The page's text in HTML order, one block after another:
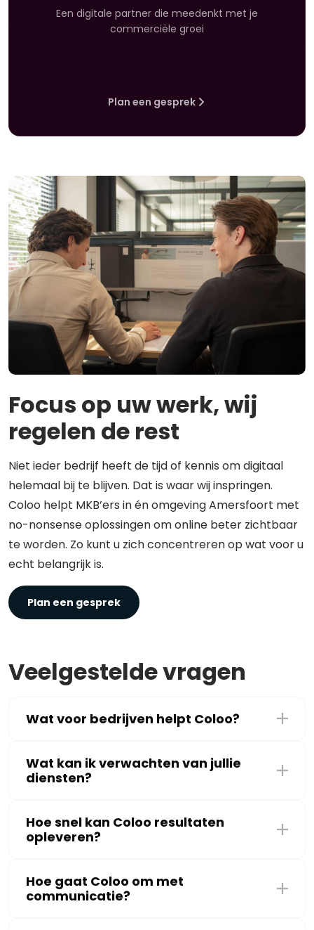
Een digitale partner die meedenkt met je
commerciële groei
Plan een gesprek
Focus op uw werk, wij
regelen de rest
Niet ieder bedrijf heeft de tijd of kennis om digitaal
helemaal bij te blijven. Dat is waar wij inspringen.
Coloo helpt MKB’ers in én omgeving Amersfoort met
no-nonsense oplossingen om online beter zichtbaar
te worden. Zo kunt u zich concentreren op wat voor u
echt belangrijk is.
Plan een gesprek
Veelgestelde vragen
Wat voor bedrijven helpt Coloo?
Wat kan ik verwachten van jullie
diensten?
Hoe snel kan Coloo resultaten
opleveren?
Hoe gaat Coloo om met
communicatie?